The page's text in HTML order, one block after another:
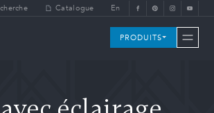
Catalogue En
PRODUITS